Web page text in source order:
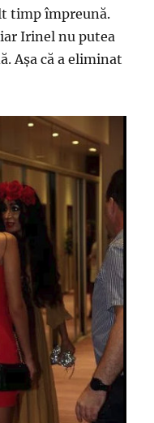
timp împreună.
Irinel nu putea
Așa că a eliminat